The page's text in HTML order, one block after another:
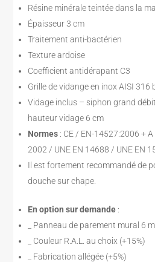
Résine minérale teintée dans la
Épaisseur 3 cm
Traitement anti-bactérien
Texture ardoise
Coefficient antidérapant C3
Grille de vidange en inox AISI 316
Vidage inclus – siphon grand
hauteur vidage 6 cm
Normes : CE / EN-14527:2006 +
2002 / UNE EN 14688 / UNE EN
Il est fortement recommandé de
douche sur chape.
En option sur demande :
_ Panneau de parement mural 6
_ Couleur R.A.L. au choix (+15%)
_ Fabrication allégée (+5%)